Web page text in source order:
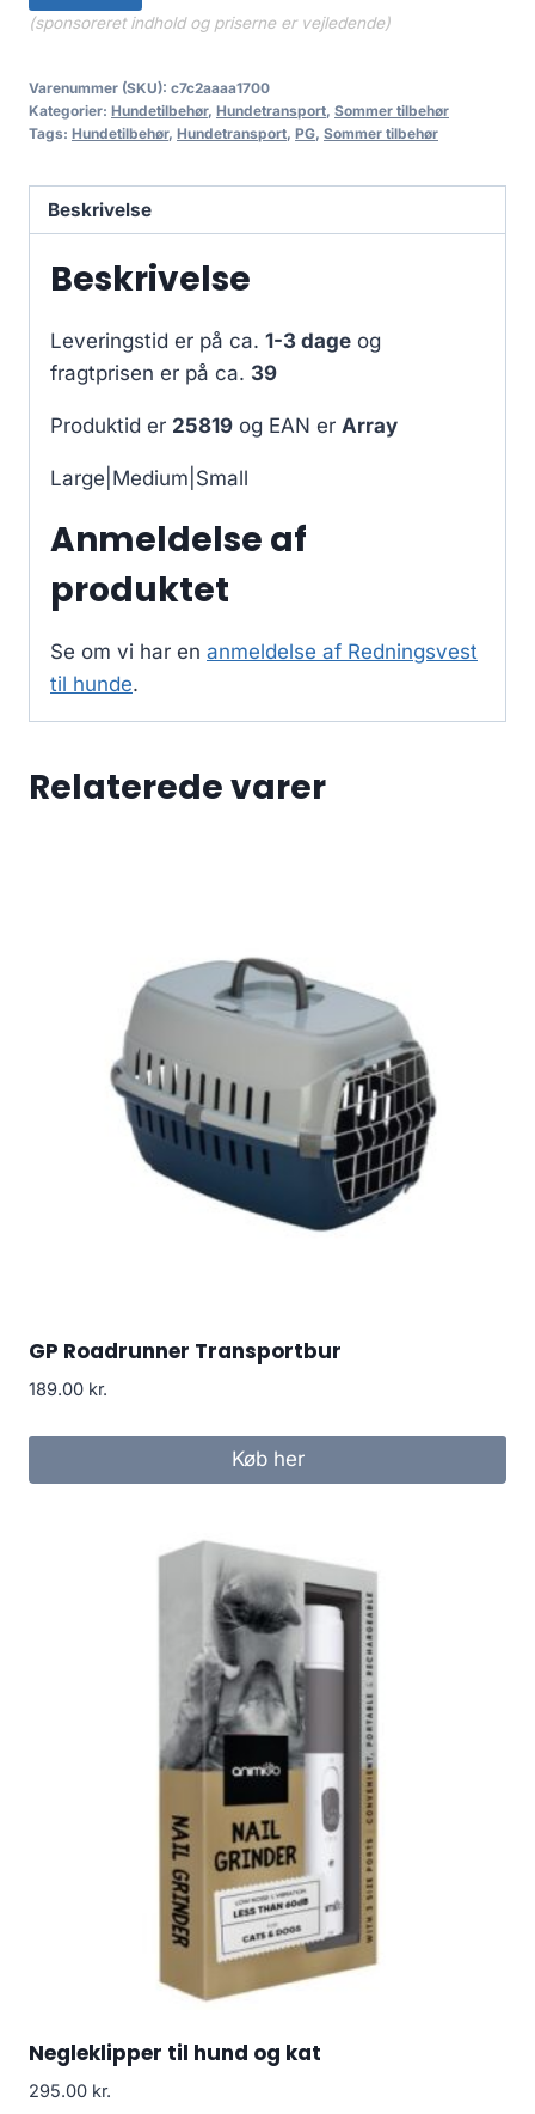
(sponsoreret indhold og priserne er vejledende)
Varenummer (SKU): c7c2aaaa1700
Kategorier: Hundetilbehør, Hundetransport, Sommer tilbehør
Tags: Hundetilbehør, Hundetransport, PG, Sommer tilbehør
Beskrivelse
Beskrivelse
Leveringstid er på ca. 1-3 dage og
fragtprisen er på ca. 39
Produktid er 25819 og EAN er Array
Large|Medium|Small
Anmeldelse af
produktet
Se om vi har en anmeldelse af Redningsvest
til hunde.
Relaterede varer
GP Roadrunner Transportbur
189.00 kr.
Køb her
Negleklipper til hund og kat
295.00 kr.